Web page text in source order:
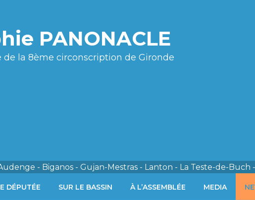
PANONACLE
de la 8ème circonscription de Gironde
- Biganos - Gujan-Mestras - Lanton - La Teste-de-
DÉPUTÉE SUR LE BASSIN À L’ASSEMBLÉE MEDIA